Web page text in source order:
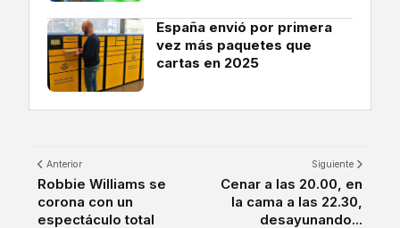
España envió por primera
vez más paquetes que
cartas en 2025
Anterior
Robbie Williams se
corona con un
espectáculo total
Siguiente
Cenar a las 20.00, en
la cama a las 22.30,
desayunando...